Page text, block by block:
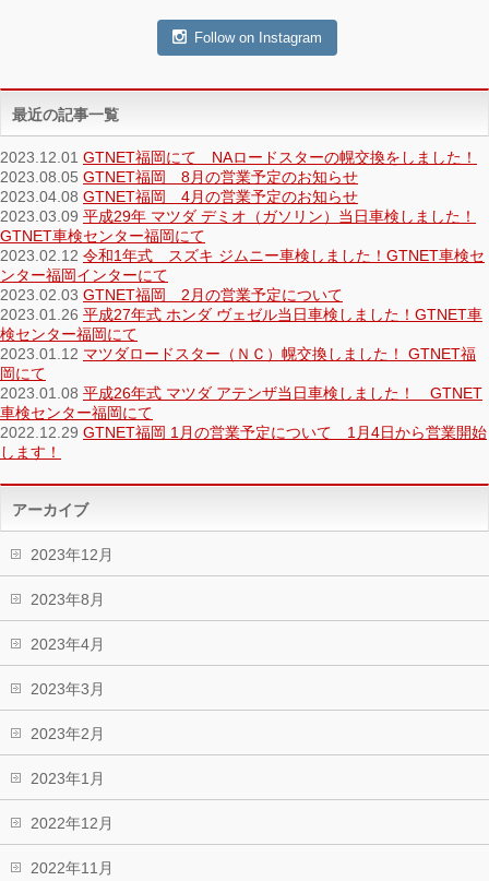
Follow on Instagram
最近の記事一覧
2023.12.01 GTNET福岡にて NAロードスターの幌交換をしました！
2023.08.05 GTNET福岡 8月の営業予定のお知らせ
2023.04.08 GTNET福岡 4月の営業予定のお知らせ
2023.03.09 平成29年 マツダ デミオ（ガソリン）当日車検しました！
GTNET車検センター福岡にて
2023.02.12 令和1年式 スズキ ジムニー車検しました！GTNET車検セ
ンター福岡インターにて
2023.02.03 GTNET福岡 2月の営業予定について
2023.01.26 平成27年式 ホンダ ヴェゼル当日車検しました！GTNET車
検センター福岡にて
2023.01.12 マツダロードスター（ＮＣ）幌交換しました！ GTNET福
岡にて
2023.01.08 平成26年式 マツダ アテンザ当日車検しました！ GTNET
車検センター福岡にて
2022.12.29 GTNET福岡 1月の営業予定について 1月4日から営業開始
します！
アーカイブ
2023年12月
2023年8月
2023年4月
2023年3月
2023年2月
2023年1月
2022年12月
2022年11月